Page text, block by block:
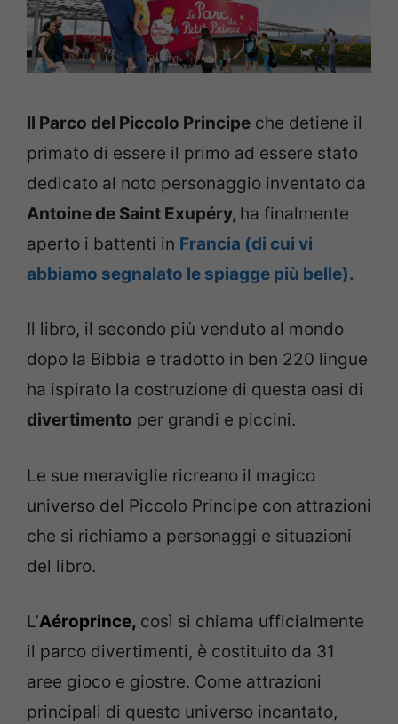
Il Parco del Piccolo Principe che detiene il
primato di essere il primo ad essere stato
dedicato al noto personaggio inventato da
Antoine de Saint Exupéry, ha finalmente
aperto i battenti in Francia (di cui vi
abbiamo segnalato le spiagge più belle).
Il libro, il secondo più venduto al mondo
dopo la Bibbia e tradotto in ben 220 lingue
ha ispirato la costruzione di questa oasi di
divertimento per grandi e piccini.
Le sue meraviglie ricreano il magico
universo del Piccolo Principe con attrazioni
che si richiamo a personaggi e situazioni
del libro.
L’Aéroprince, così si chiama ufficialmente
il parco divertimenti, è costituito da 31
aree gioco e giostre. Come attrazioni
principali di questo universo incantato,